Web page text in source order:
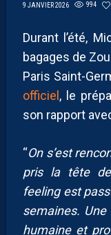
9 JANVIER 2026 994
Durant l’été,
bagages de
Paris Saint-
officiel, le
son rapport
“On s’est
pris la tête
feeling est
semaines. Une
humaine et